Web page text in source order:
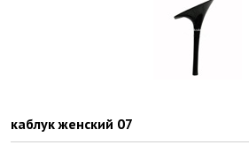
каблук женский 07